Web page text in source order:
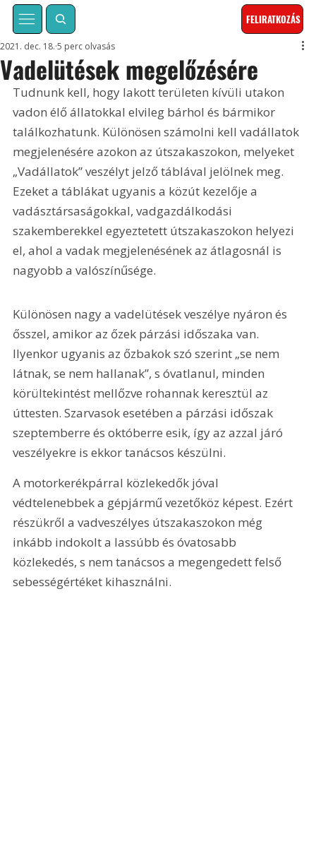
FELIRATKOZÁS
Vadelütések megelőzésére
2021. dec. 18. 5 perc olvasás
Tudnunk kell, hogy lakott területen kívüli utakon
vadon élő állatokkal elvileg bárhol és bármikor
találkozhatunk. Különösen számolni kell vadállatok
megjelenésére azokon az útszakaszokon, melyeket
„Vadállatok” veszélyt jelző táblával jelölnek meg.
Ezeket a táblákat ugyanis a közút kezelője a
vadásztársaságokkal, vadgazdálkodási
szakemberekkel egyeztetett útszakaszokon helyezi
el, ahol a vadak megjelenésének az átlagosnál is
nagyobb a valószínűsége.
Különösen nagy a vadelütések veszélye nyáron és
ősszel, amikor az őzek párzási időszaka van.
Ilyenkor ugyanis az őzbakok szó szerint „se nem
látnak, se nem hallanak”, s óvatlanul, minden
körültekintést mellőzve rohannak keresztül az
úttesten. Szarvasok esetében a párzási időszak
szeptemberre és októberre esik, így az azzal járó
veszélyekre is ekkor tanácsos készülni.
A motorkerékpárral közlekedők jóval
védtelenebbek a gépjármű vezetőköz képest. Ezért
részükről a vadveszélyes útszakaszokon még
inkább indokolt a lassúbb és óvatosabb
közlekedés, s nem tanácsos a megengedett felső
sebességértéket kihasználni.